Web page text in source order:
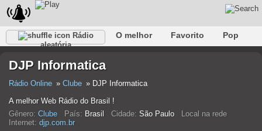
Rádio
aleatória
O melhor Favorito
Pop
Rap
Falk Jazz
DJP Informatica
Rádio Online Clube
DJP Informatica
A melhor Web Rádio do Brasil !
Gênero: Clube País: Brasil Cidade: São Paulo
Local na rede
Internet: djp.com.br